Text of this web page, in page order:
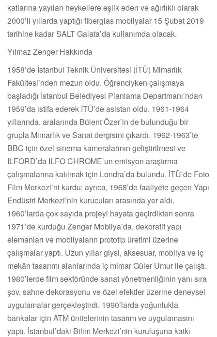
katlarına yayılan heykellere eşlik eden ve ağırlıklı olarak
2000’li yıllarda yaptığı fiberglas mobilyalar 15 Şubat 2019
tarihine kadar SALT Galata’da kullanımda olacak.
Yılmaz Zenger Hakkında
1958’de İstanbul Teknik Üniversitesi (İTÜ) Mimarlık
Fakültesi’nden mezun oldu. Öğrenciyken çalışmaya
başladığı İstanbul Belediyesi Planlama Departmanı’ndan
1959’da istifa ederek İTÜ’de asistan oldu. 1961-1964
yıllarında, aralarında Bülent Özer’in de bulunduğu bir
grupla Mimarlık ve Sanat dergisini çıkardı. 1962-1963’te
BBC için özel sinema kameralarının geliştirilmesi ve
ILFORD’da ILFO CHROME’un emisyon araştırma
çalışmalarına katılmak için Londra’da bulundu. İTÜ’de Foto
Film Merkezi’ni kurdu; ayrıca, 1968’de faaliyete geçen Yapı
Endüstri Merkezi’nin kurucuları arasında yer aldı.
1960’larda çok sayıda projeyi hayata geçirdikten sonra
1971’de kurduğu Zenger Mobilya’da, dekoratif yapı
elemanları ve mobilyaların prototip üretimi üzerine
çalışmalar yaptı. Uzun yıllar giysi, aksesuar, mobilya ve iç
mekân tasarımı alanlarında iç mimar Güler Umur ile çalıştı.
1980’lerde film sektöründe sanat yönetmenliğinin yanı sıra
şov, sahne dekorasyonu ve özel efektler üzerine deneysel
uygulamalar gerçekleştirdi. 1990’larda yoğunlukla
bankalar için ATM ünitelerinin tasarım ve uygulamasını
yaptı. İstanbul’daki Bilim Merkezi’nin kuruluşuna katkı